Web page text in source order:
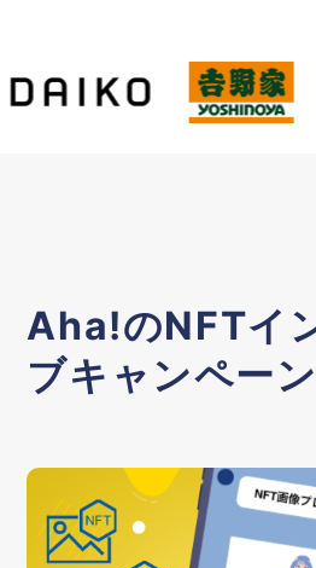
Aha!のNFTイ
ブキャンペー